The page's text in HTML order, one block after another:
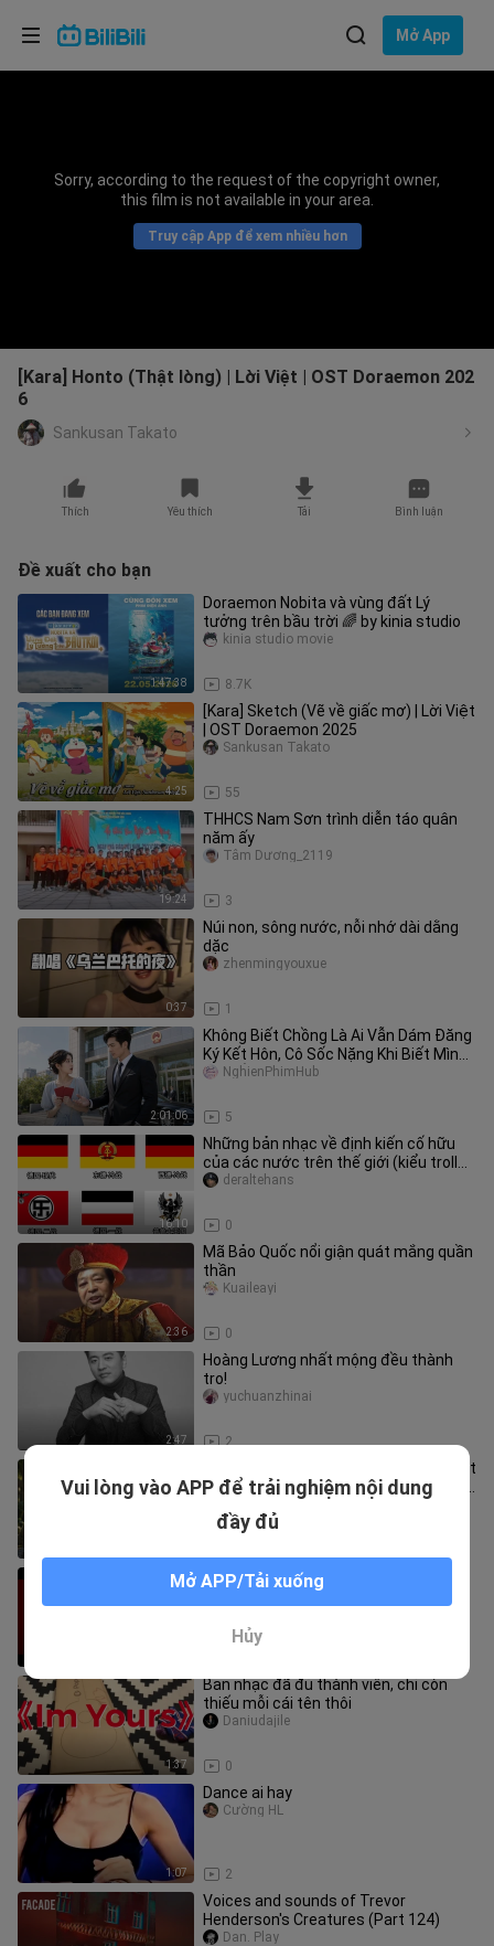
Mở App
Sorry, according to the request of the copyright owner,
this film is not available in your area.
Truy cập App để xem nhiều hơn
[Kara] Honto (Thật lòng) | Lời Việt | OST Doraemon 202
6
Sankusan Takato
Thích Yêu thích Tải Bình luận
Đề xuất cho bạn
1:47:38
Doraemon Nobita và vùng đất Lý
tưởng trên bầu trời 🌈 by kinia studio
8.7K
kinia studio movie
4:25
[Kara] Sketch (Vẽ về giấc mơ) | Lời Việt
| OST Doraemon 2025
55
Sankusan Takato
19:24
THHCS Nam Sơn trình diễn táo quân
năm ấy
3
Tâm Dương_2119
0:37
Núi non, sông nước, nỗi nhớ dài dằng
dặc
1
zhenmingyouxue
2:01:06
Không Biết Chồng Là Ai Vẫn Dám Đăng
Ký Kết Hôn, Cô Sốc Nặng Khi Biết Mình
Cưới Ông Trùm Đế Đô
5
NghienPhimHub
16:10
Những bản nhạc về định kiến cố hữu
của các nước trên thế giới (kiểu troll
vui nhộn)
0
deraltehans
2:36
Mã Bảo Quốc nổi giận quát mắng quần
thần
0
Kuaileayi
2:47
Hoàng Lương nhất mộng đều thành
tro!
2
yuchuanzhinai
Xuyên Về Thời Nạn Đói, Nàng Kích Hoạt
Không Gian Mỹ Thực Nuôi Chồng Và Ba
BÍ ẨN NHÀ MA-Secrets Of The
Haunted Manor (2026)
1:37
Ban nhạc đã đủ thành viên, chỉ còn
thiếu mỗi cái tên thôi
0
Daniudajile
1:07
Dance ai hay
2
Cường HL
Voices and sounds of Trevor
Henderson's Creatures (Part 124)
Dan. Play
Vui lòng vào APP để trải nghiệm nội dung
đầy đủ
Mở APP/Tải xuống
Hủy
Lựa chọn ngôn ngữ
Bahasa Indonesia